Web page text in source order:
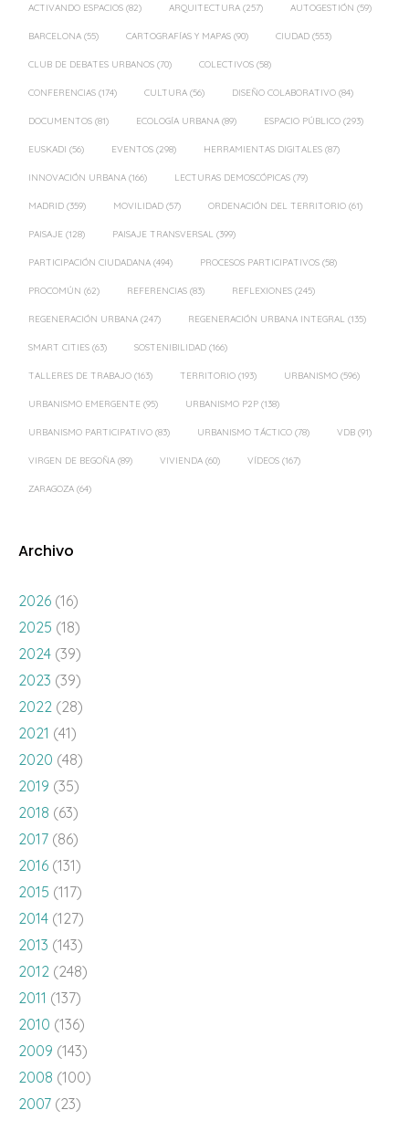
ACTIVANDO ESPACIOS (82) ARQUITECTURA (257) AUTOGESTIÓN (59)
BARCELONA (55) CARTOGRAFÍAS Y MAPAS (90) CIUDAD (553)
CLUB DE DEBATES URBANOS (70) COLECTIVOS (58)
CONFERENCIAS (174) CULTURA (56) DISEÑO COLABORATIVO (84)
DOCUMENTOS (81) ECOLOGÍA URBANA (89) ESPACIO PÚBLICO (293)
EUSKADI (56) EVENTOS (298) HERRAMIENTAS DIGITALES (87)
INNOVACIÓN URBANA (166) LECTURAS DEMOSCÓPICAS (79)
MADRID (359) MOVILIDAD (57) ORDENACIÓN DEL TERRITORIO (61)
PAISAJE (128) PAISAJE TRANSVERSAL (399)
PARTICIPACIÓN CIUDADANA (494) PROCESOS PARTICIPATIVOS (58)
PROCOMÚN (62) REFERENCIAS (83) REFLEXIONES (245)
REGENERACIÓN URBANA (247) REGENERACIÓN URBANA INTEGRAL (135)
SMART CITIES (63) SOSTENIBILIDAD (166)
TALLERES DE TRABAJO (163) TERRITORIO (193) URBANISMO (596)
URBANISMO EMERGENTE (95) URBANISMO P2P (138)
URBANISMO PARTICIPATIVO (83) URBANISMO TÁCTICO (78) VDB (91)
VIRGEN DE BEGOÑA (89) VIVIENDA (60) VÍDEOS (167)
ZARAGOZA (64)
Archivo
2026 (16)
2025 (18)
2024 (39)
2023 (39)
2022 (28)
2021 (41)
2020 (48)
2019 (35)
2018 (63)
2017 (86)
2016 (131)
2015 (117)
2014 (127)
2013 (143)
2012 (248)
2011 (137)
2010 (136)
2009 (143)
2008 (100)
2007 (23)